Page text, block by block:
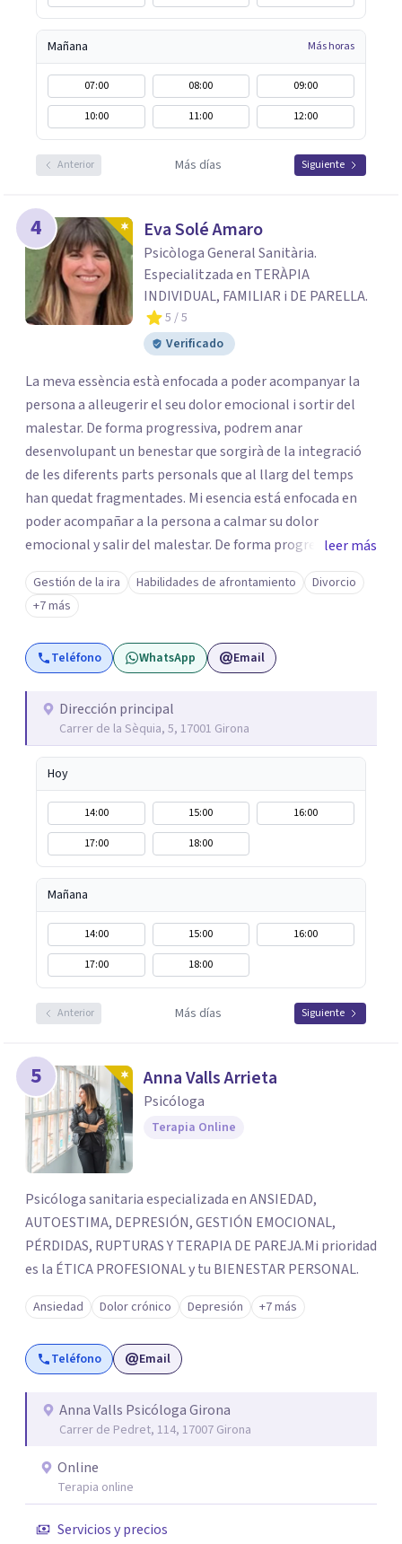
Mañana Más horas
07:00 08:00
09:00
10:00
11:00 12:00
Anterior Más días Siguiente
4 Eva Solé Amaro
Psicòloga General Sanitària.
Especialitzada en TERÀPIA
INDIVIDUAL, FAMILIAR i DE PARELLA.
5 / 5
Verificado
La meva essència està enfocada a poder acompanyar la
persona a alleugerir el seu dolor emocional i sortir del
malestar. De forma progressiva, podrem anar
desenvolupant un benestar que sorgirà de la integració
de les diferents parts personals que al llarg del temps
han quedat fragmentades. Mi esencia está enfocada en
poder acompañar a la persona a calmar su dolor
emocional y salir del malestar. De forma progresiva,
podremos ir desarrollando un bienestar que surgirá de la
integración de las diferentes partes de la persona que a lo
largo del tiempo han quedado fragmentadas.
leer más
Gestión de la ira Habilidades de afrontamiento
Divorcio
+7 más
Teléfono WhatsApp Email
Dirección principal
Carrer de la Sèquia, 5, 17001 Girona
Hoy
14:00 15:00
16:00
17:00
18:00
Mañana
14:00 15:00
16:00
17:00
18:00
Anterior Más días Siguiente
5 Anna Valls Arrieta
Psicóloga
Terapia Online
Psicóloga sanitaria especializada en ANSIEDAD,
AUTOESTIMA, DEPRESIÓN, GESTIÓN EMOCIONAL,
PÉRDIDAS, RUPTURAS Y TERAPIA DE PAREJA. ​Mi prioridad
es la ÉTICA PROFESIONAL y tu BIENESTAR PERSONAL.
Ansiedad Dolor crónico Depresión +7 más
Teléfono Email
Anna Valls Psicóloga Girona
Carrer de Pedret, 114, 17007 Girona
Online
Terapia online
Servicios y precios